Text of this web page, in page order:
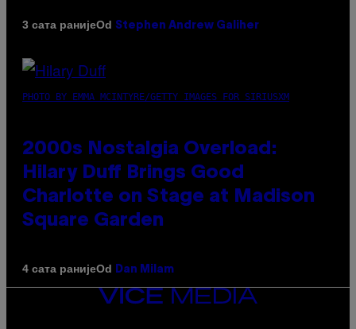
3 сата ранијеOd Stephen Andrew Galiher
PHOTO BY EMMA MCINTYRE/GETTY IMAGES FOR SIRIUSXM
2000s Nostalgia Overload:
Hilary Duff Brings Good
Charlotte on Stage at Madison
Square Garden
4 сата ранијеOd Dan Milam
VICE
MEDIA